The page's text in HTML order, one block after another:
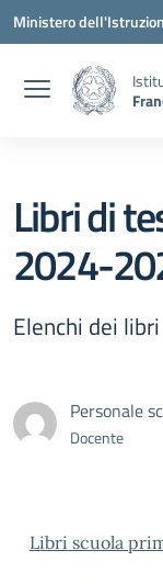
Vai ai contenuti
Vai al menu di
Vai al footer
Ministero
Libri di
2024-
Elenchi dei libri
Personale
Docente
Libri scuola